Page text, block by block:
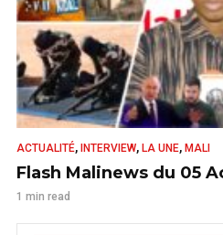
ACTUALITÉ, INTERVIEW, LA UNE, MALI
Flash Malinews du 05
1 min read